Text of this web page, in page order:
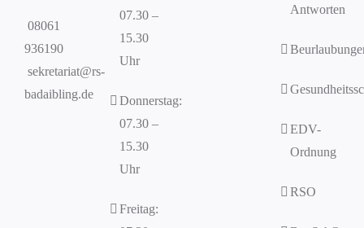
08061
936190
sekretariat@rs-
badaibling.de
07.30 –
15.30
Uhr
Donnerstag:
07.30 –
15.30
Uhr
Freitag:
Antworten
EDV-
Ordnung
RSO